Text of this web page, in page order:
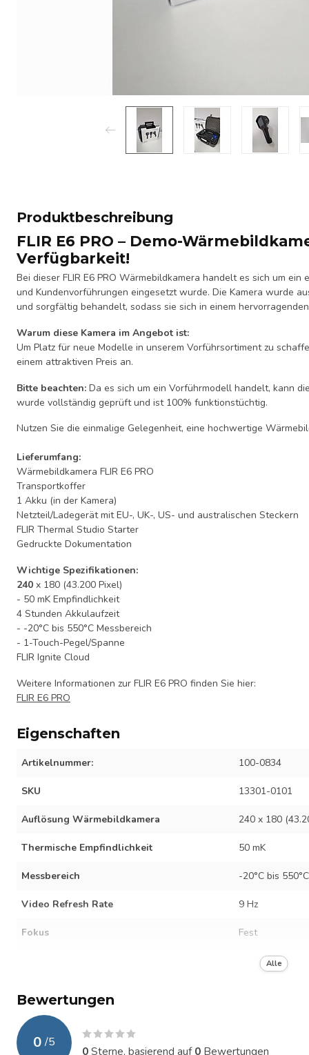
Produktbeschreibung
FLIR E6 PRO – Demo-
Verfügbarkeit!
Bei dieser FLIR E6 PRO Wärmebildkamera handelt es sich um
und Kundenvorführungen eingesetzt wurde. Die Kamera wurde
und sorgfältig behandelt, sodass sie sich in einem
Warum diese Kamera im Angebot ist:
Um Platz für neue Modelle in unserem Vorführsortiment zu
einem attraktiven Preis an.
Bitte beachten: Da es sich um ein Vorführmodell handelt, kann
wurde vollständig geprüft und ist 100% funktionstüchtig.
Nutzen Sie die einmalige Gelegenheit, eine hochwertige
Lieferumfang:
Wärmebildkamera FLIR E6 PRO
Transportkoffer
1 Akku (in der Kamera)
Netzteil/Ladegerät mit EU-, UK-, US- und australischen Steckern
FLIR Thermal Studio Starter
Gedruckte Dokumentation
Wichtige Spezifikationen:
240 x 180 (43.200 Pixel)
- 50 mK Empfindlichkeit
4 Stunden Akkulaufzeit
- -20°C bis 550°C Messbereich
- 1-Touch-Pegel/Spanne
FLIR Ignite Cloud
Weitere Informationen zur FLIR E6 PRO finden Sie hier:
FLIR E6 PRO
Eigenschaften
Artikelnummer: 100-0834
SKU 13301-0101
Auflösung Wärmebildkamera 240 x 180
Thermische Empfindlichkeit 50 mK
Messbereich -20°C bis 550°C
Video Refresh Rate 9 Hz
Fokus Fest
Batterielaufzeit
Akkuladezeit
Alle
Bewertungen
0 /5
0Sterne, basierend auf0 Bewertungen